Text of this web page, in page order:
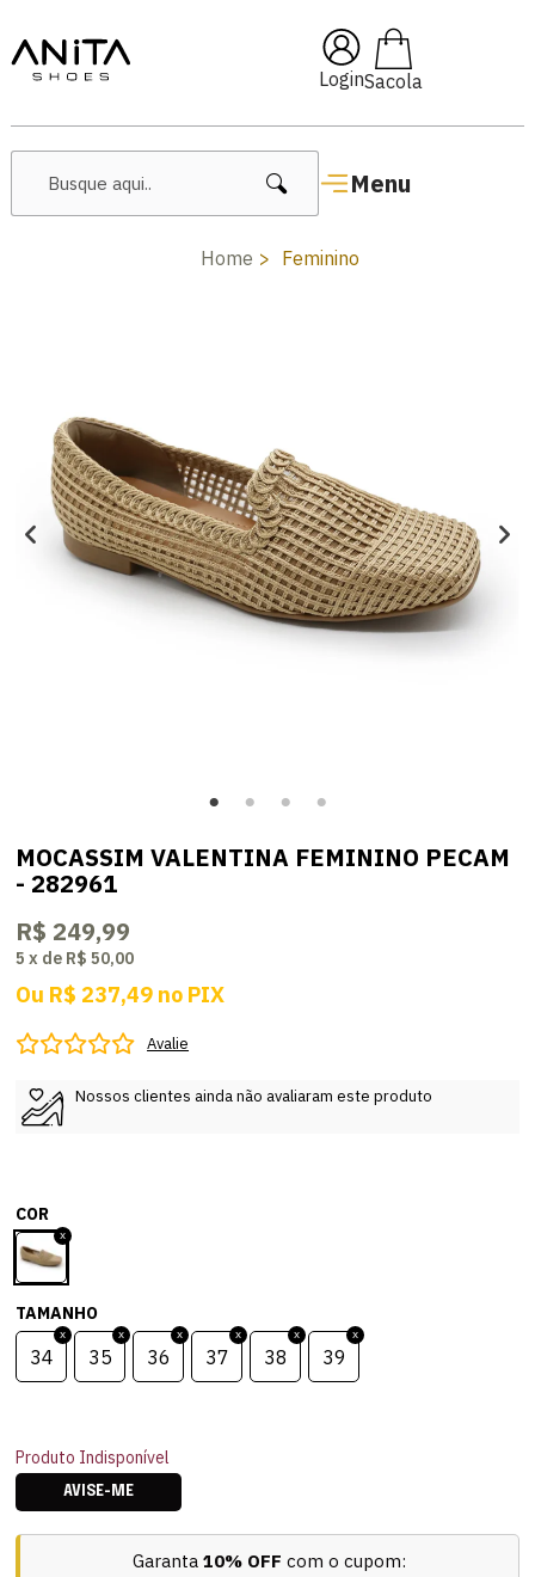
Login
Menu
🔥 Lançamentos Femininos
Home Feminino
MOCASSIM VALENTINA FEMININO PECAM
- 282961
R$ 249,99
5 x de R$ 50,00
Ou R$ 237,49 no PIX
Avalie
Nossos clientes ainda não avaliaram este produto
COR
TAMANHO
34 35 36 37 38 39
Produto Indisponível
AVISE-ME
Garanta 10% OFF com o cupom: